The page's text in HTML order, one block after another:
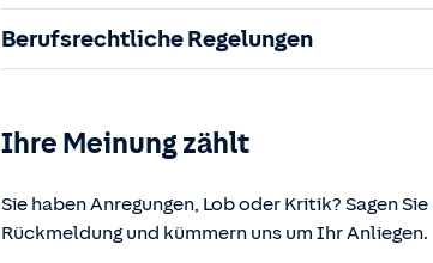
Berufsrechtliche Regelungen
§§ 59 – 68 Gesetz über den
§ 48b Versicherungsaufsichtsgesetz (VAG)
Verordnung über die
Ihre Meinung zählt
Sie haben Anregungen, Lob oder Kritik? Sagen
Rückmeldung und kümmern uns um Ihr Anliegen.